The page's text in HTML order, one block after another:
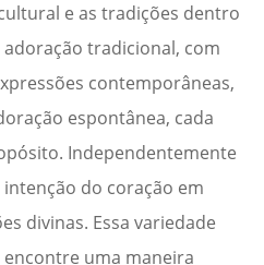
e as tradições dentro
tradicional, com
contemporâneas,
espontânea, cada
Independentemente
do coração em
divinas. Essa variedade
uma maneira